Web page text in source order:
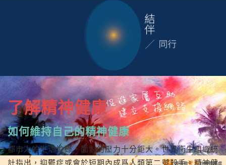
了解精神健康
如何維持自己的精神健康
都市人的生活忙碌，面對的壓力十分鉅大。世界衞生組織統
計指出，抑鬱症或會於短期內成爲人類第二號殺手。精神健